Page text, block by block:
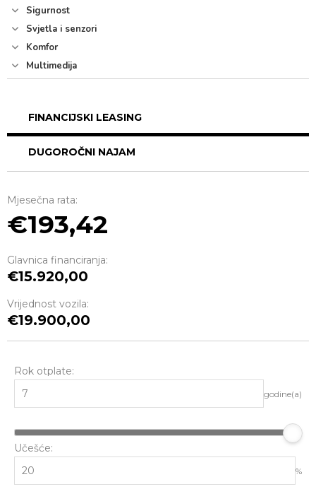
Sigurnost
Svjetla i senzori
Komfor
Multimedija
FINANCIJSKI LEASING
DUGOROČNI NAJAM
Mjesečna rata:
193,42
Glavnica financiranja:
15.920,00
Vrijednost vozila:
19.900,00
Rok otplate:
godine(a)
Učešće:
%